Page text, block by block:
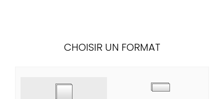
CHOISIR UN FORMAT